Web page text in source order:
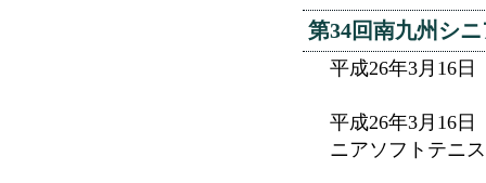
第34回南九州シ
平成26年3月16
平成26年3月16
ニアソフトテニ